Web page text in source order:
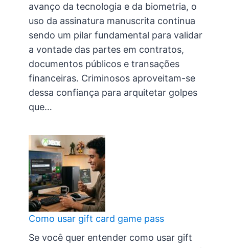
avanço da tecnologia e da biometria, o
uso da assinatura manuscrita continua
sendo um pilar fundamental para validar
a vontade das partes em contratos,
documentos públicos e transações
financeiras. Criminosos aproveitam-se
dessa confiança para arquitetar golpes
que…
Como usar gift card game pass
Se você quer entender como usar gift